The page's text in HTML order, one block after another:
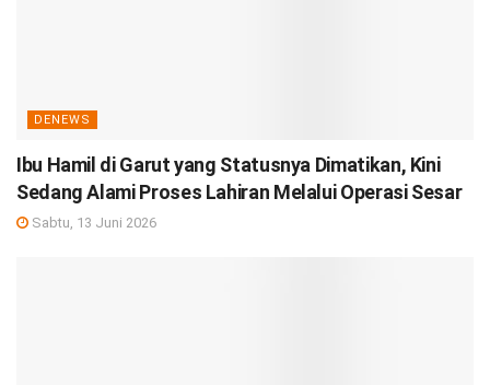
DENEWS
Ibu Hamil di Garut yang Statusnya Dimatikan, Kini
Sedang Alami Proses Lahiran Melalui Operasi Sesar
Sabtu, 13 Juni 2026